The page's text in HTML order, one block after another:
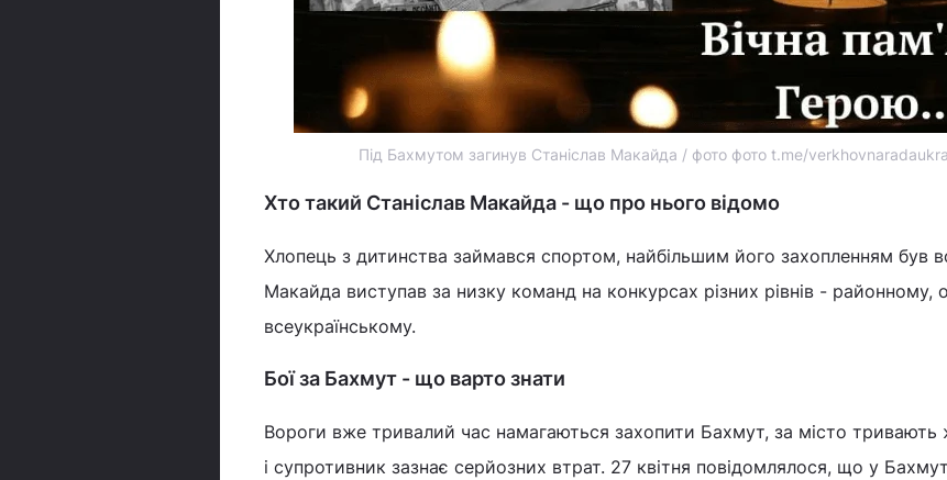
Під Бахмутом загинув Станіслав Макайда / фото фото t.me/
Хто такий Станіслав Макайда - що про нього відомо
Хлопець з дитинства займався спортом, найбільшим його захопленням був
Макайда виступав за низку команд на конкурсах різних рівнів - районному,
всеукраїнському.
Бої за Бахмут - що варто знати
Вороги вже тривалий час намагаються захопити Бахмут, за місто тривають
і супротивник зазнає серйозних втрат. 27 квітня повідомлялося, що у